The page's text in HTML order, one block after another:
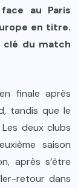
au Paris
en titre.
clé du match
finale après
tandis que le
deux clubs
saison
après s’être
retour dans